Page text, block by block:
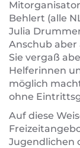
Behlert (alle
Julia
Anschub aber
Sie vergaß
Helferinnen
möglich
ohne
Auf diese
Jugendlichen